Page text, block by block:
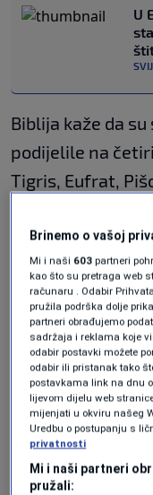
U
Biblija kaže da
podijelile na
Tigris, Eufrat,
zabrinuti jer se
smanjuje.
To je najduža
gotovo 2.900
kroz Siriju i Irak,
Tigris i ulije u
Kroz historiju,
logore oko
Brinemo o vašoj
Mi i naši 603 partneri
kao što su pretraga web
računaru . Odabir
pružila podrška dolje
partneri obrađujemo
sadržaja i reklama koje
odabir postavki možete
odabir ili pristanak tako
postavkama link na dnu
lijevom dijelu web
mijenjati u okviru našeg
Uredbu o postupanju s
privatnosti
Mi i naši partneri
pružali: